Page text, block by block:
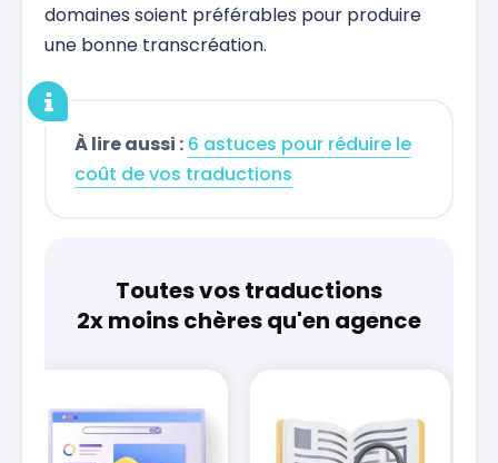
domaines soient préférables pour produire
une bonne transcréation.
À lire aussi : 6 astuces pour réduire le
coût de vos traductions
Toutes vos traductions
2x moins chères qu'en agence